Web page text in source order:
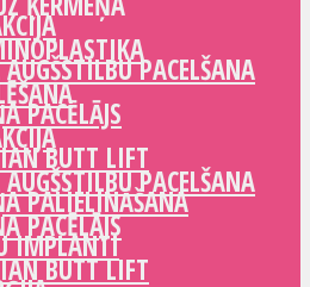
PACELŠANA
PACĒLĀJS
BUTT LIFT
PALIELINĀŠANA
IMPLANTI
PACELŠANA
PACĒLĀJS
BUTT LIFT